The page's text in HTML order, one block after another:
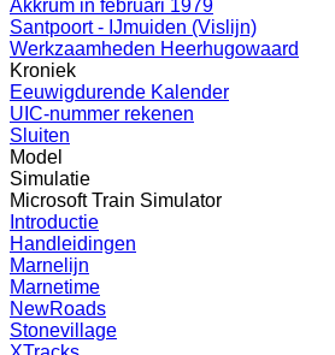
Akkrum in februari 1979
Santpoort - IJmuiden (Vislijn)
Werkzaamheden Heerhugowaard
Kroniek
Eeuwigdurende Kalender
UIC-nummer rekenen
Sluiten
Model
Simulatie
Microsoft Train Simulator
Introductie
Handleidingen
Marnelijn
Marnetime
NewRoads
Stonevillage